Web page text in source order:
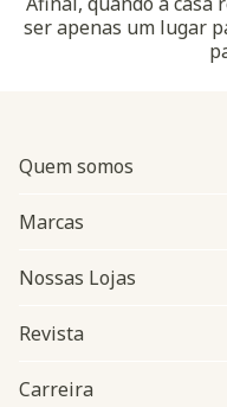
ser apenas um lugar
Quem somos
Marcas
Nossas Lojas
Revista
Carreira